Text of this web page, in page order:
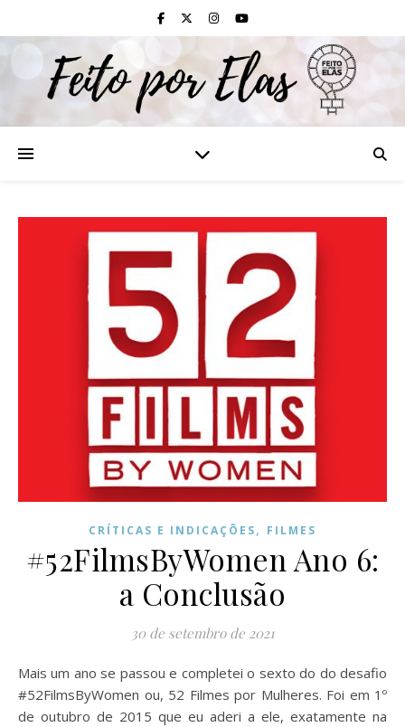
CRÍTICAS E INDICAÇÕES, FILMES
#52FilmsByWomen Ano 6:
a Conclusão
30 de setembro de 2021
Mais um ano se passou e completei o sexto do do desafio
#52FilmsByWomen ou, 52 Filmes por Mulheres. Foi em 1º
de outubro de 2015 que eu aderi a ele, exatamente na